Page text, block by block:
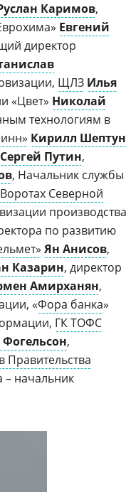
Каримов,
Евгений
директор
ЩЛЗ Илья
«Цвет» Николай
технологиям в
Кирилл Шептун
Сергей Путин,
, Начальник службы
Северной
производства
по развитию
Ян Анисов,
Казарин, директор
Амирханян,
«Фора банка»
ГК ТОФС
,
Правительства
– начальник